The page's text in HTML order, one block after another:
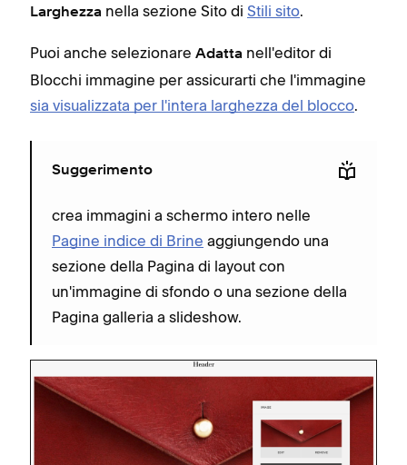
Larghezza nella sezione Sito di Stili sito.
Puoi anche selezionare Adatta nell'editor di
Blocchi immagine per assicurarti che l'immagine
sia visualizzata per l'intera larghezza del blocco.
Suggerimento
crea immagini a schermo intero nelle
Pagine indice di Brine aggiungendo una
sezione della Pagina di layout con
un'immagine di sfondo o una sezione della
Pagina galleria a slideshow.